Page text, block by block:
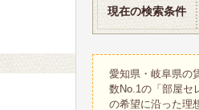
現在の検索条件
愛知県・岐阜県の
数No.1の「部屋セ
の希望に沿った理